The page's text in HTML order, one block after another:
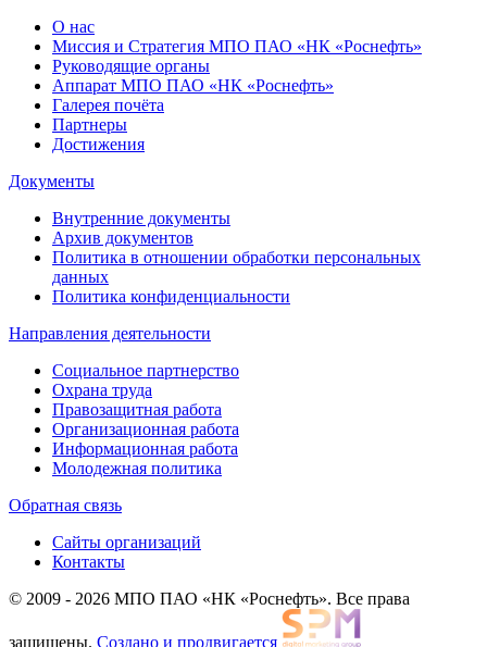
О нас
Миссия и Стратегия МПО ПАО «НК «Роснефть»
Руководящие органы
Аппарат МПО ПАО «НК «Роснефть»
Галерея почёта
Партнеры
Достижения
Документы
Внутренние документы
Архив документов
Политика в отношении обработки персональных
данных
Политика конфиденциальности
Направления деятельности
Социальное партнерство
Охрана труда
Правозащитная работа
Организационная работа
Информационная работа
Молодежная политика
Обратная связь
Сайты организаций
Контакты
© 2009 - 2026 МПО ПАО «НК «Роснефть». Все права
защищены. Создано и продвигается